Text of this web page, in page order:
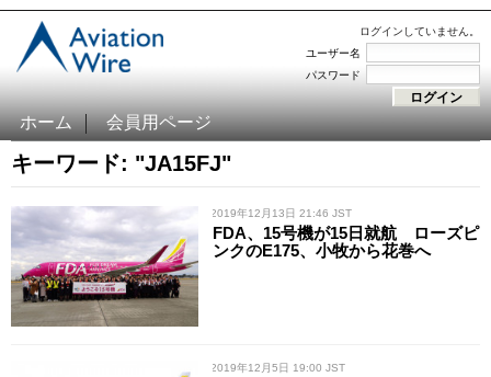
ログインしていません。
ユーザー名
パスワード
ホーム 会員用ページ
キーワード: "JA15FJ"
/ 2019年12月13日 21:46 JST
FDA、15号機が15日就航 ローズピ
ンクのE175、小牧から花巻へ
/ 2019年12月5日 19:00 JST